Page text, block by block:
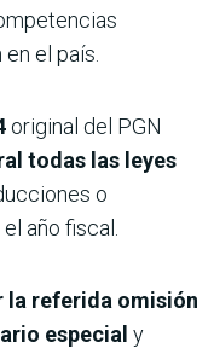
el país.
original del PGN
todas las leyes
o
año fiscal.
la referida omisión
especial y